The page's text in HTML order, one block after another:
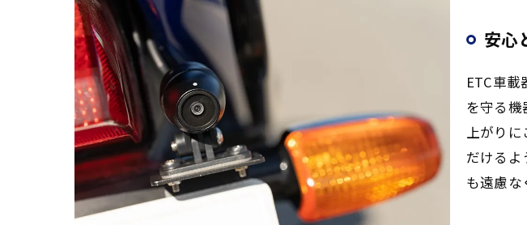
安心
ETC車
を守る機
上がり
だけるよ
も遠慮な